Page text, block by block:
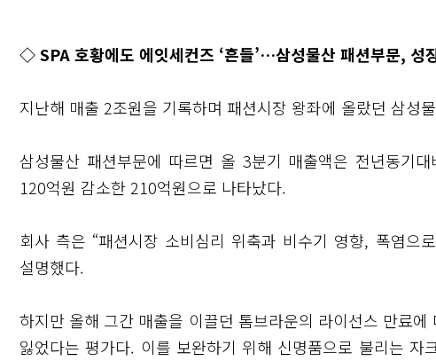
◇ SPA 호황에도 에잇세컨즈 ‘흔들’…삼성물산 패션부문, 성
지난해 매출 2조원을 기록하며 패션시장 왕좌에 올랐던 삼성
삼성물산 패션부문에 따르면 올 3분기 매출액은 전년동기
120억원 감소한 210억원으로 나타났다.
회사 측은 “패션시장 소비심리 위축과 비수기 영향, 폭염으
설명했다.
하지만 올해 그간 매출을 이끌던 톰브라운의 라이선스 만료
잃었다는 평가다. 이를 보완하기 위해 신명품으로 불리는 자